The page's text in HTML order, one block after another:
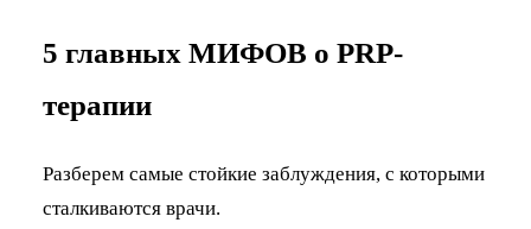
5 главных МИФОВ о PRP-
терапии
Разберем самые стойкие заблуждения, с которыми
сталкиваются врачи.